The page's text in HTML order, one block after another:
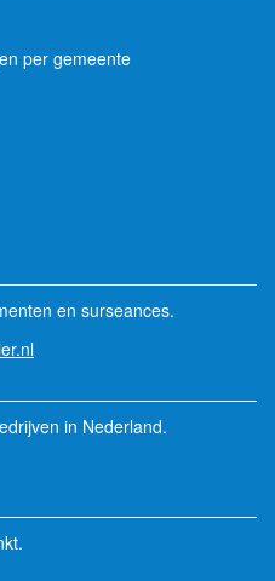
per gemeente
en surseances.
in Nederland.